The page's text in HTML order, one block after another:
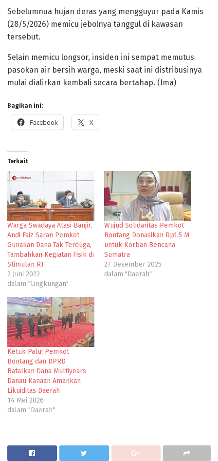
Sebelumnua hujan deras yang mengguyur pada Kamis
(28/5/2026) memicu jebolnya tanggul di kawasan
tersebut.
Selain memicu longsor, insiden ini sempat memutus
pasokan air bersih warga, meski saat ini distribusinya
mulai dialirkan kembali secara bertahap. (Ima)
Bagikan ini:
Facebook X
Terkait
Warga Swadaya Atasi Banjir,
Andi Faiz Saran Pemkot
Gunakan Dana Tak Terduga,
Tambahkan Kegiatan Fisik di
Stimulan RT
2 Juni 2022
dalam "Lingkungan"
Wujud Solidaritas Pemkot
Bontang Donasikan Rp1,5 M
untuk Korban Bencana
Sumatra
27 Desember 2025
dalam "Daerah"
Ketuk Palu! Pemkot
Bontang dan DPRD
Batalkan Dana Multiyears
Danau Kanaan Amankan
Likuiditas Daerah
14 Mei 2026
dalam "Daerah"